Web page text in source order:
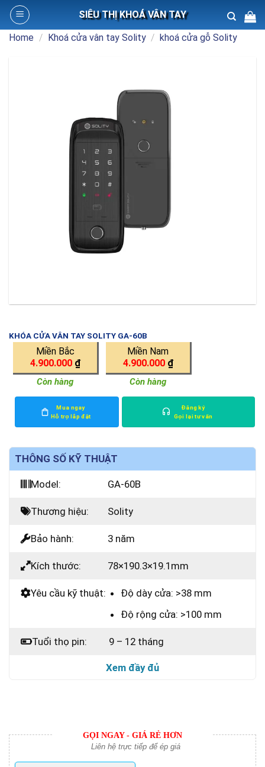
Skip
content
SIÊU THỊ KHOÁ VÂN TAY
Home / Khoá cửa vân tay Solity / khoá cửa gỗ Solity
KHÓA CỬA VÂN TAY SOLITY GA-60B
Miền Bắc
4.900.000 ₫
Còn hàng
Miền Nam
4.900.000 ₫
Còn hàng
Mua ngay
Hỗ trợ lắp đặt
Đăng ký
Gọi lại tư vấn
THÔNG SỐ KỸ THUẬT
Model: GA-60B
Thương hiệu: Solity
Bảo hành: 3 năm
Kích thước: 78×190.3×19.1mm
Yêu cầu kỹ thuật:
Độ dày cửa: >38 mm
Độ rộng cửa: >100 mm
Tuổi thọ pin: 9 – 12 tháng
Xem đầy đủ
GỌI NGAY - GIÁ RẺ HƠN
Liên hệ trực tiếp để ép giá